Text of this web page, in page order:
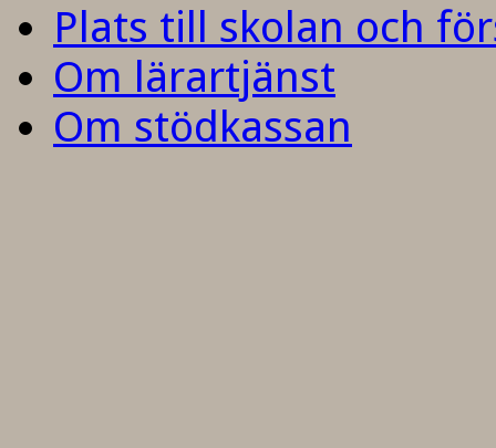
Plats till skolan och
Om lärartjänst
Om stödkassan